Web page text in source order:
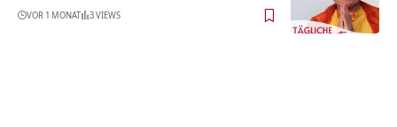
VOR 1 MONAT 3 VIEWS